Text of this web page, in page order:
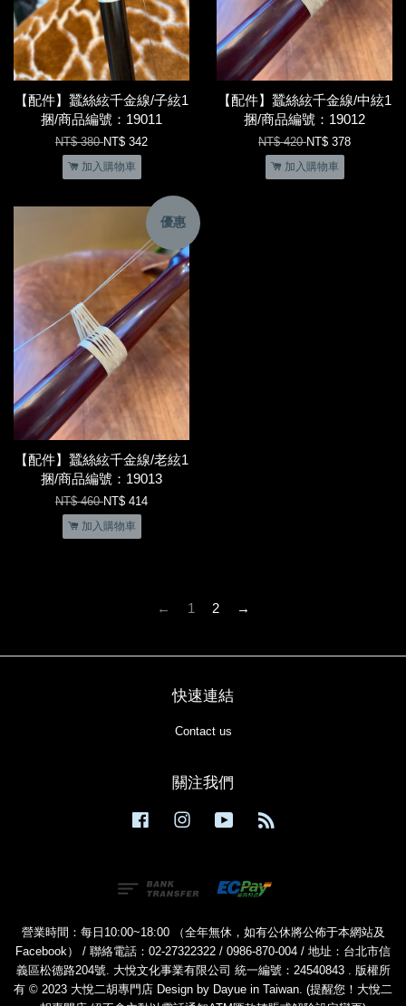
【配件】蠶絲絃千金線/子絃1
捆/商品編號：19011
NT$ 380NT$ 342
加入購物車
【配件】蠶絲絃千金線/中絃1
捆/商品編號：19012
NT$ 420NT$ 378
加入購物車
優惠
【配件】蠶絲絃千金線/老絃1
捆/商品編號：19013
NT$ 460NT$ 414
加入購物車
← 1 2 →
快速連結
Contact us
關注我們
Facebook Instagram YouTube
營業時間：每日10:00~18:00 （全年無休，如有公休將公佈于本網站及
Facebook） / 聯絡電話：02-27322322 / 0986-870-004 / 地址：台北市信
義區松德路204號. 大悅文化事業有限公司 統一編號：24540843 . 版權所
有 © 2023 大悅二胡專門店 Design by Dayue in Taiwan. (提醒您！大悅二